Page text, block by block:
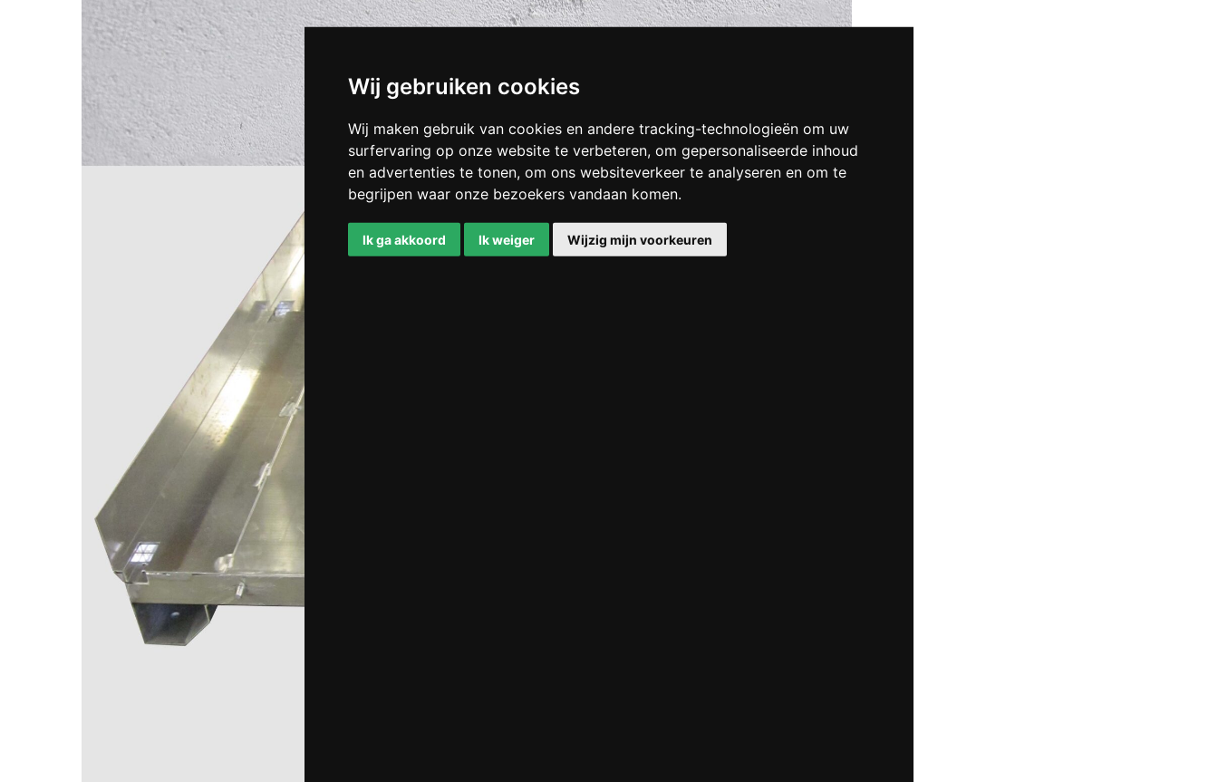
Wij gebruiken cookies
Wij maken gebruik van cookies en andere tracking-technologieën om uw
surfervaring op onze website te verbeteren, om gepersonaliseerde inhoud
en advertenties te tonen, om ons websiteverkeer te analyseren en om te
begrijpen waar onze bezoekers vandaan komen.
Ik ga akkoord Ik weiger Wijzig mijn voorkeuren